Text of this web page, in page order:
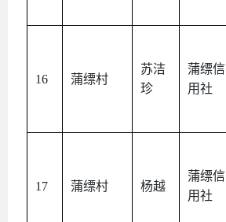
16 蒲缥村
苏洁
珍
蒲缥信
用社
17 蒲缥村 杨越
蒲缥信
用社